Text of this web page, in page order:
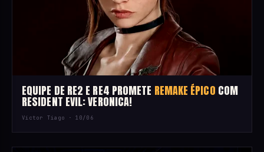
EQUIPE DE RE2 E RE4 PROMETE REMAKE ÉPICO COM
RESIDENT EVIL: VERONICA!
Victor Tiago ·10/06